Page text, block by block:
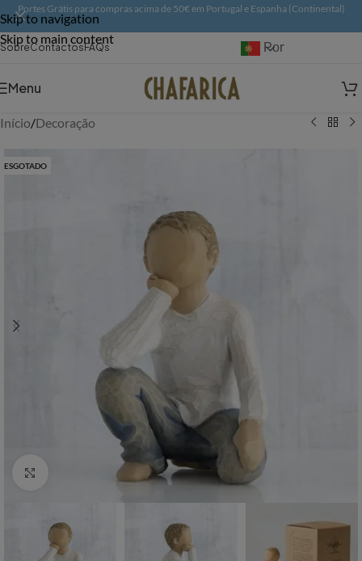
Skip to navigation
Skip to main content
Portes Grátis para compras acima de 50€ em Portugal e Espanha (Continental)
SobreContactosFAQs Português
Menu
Início/Decoração
ESGOTADO
Aumentar Imagem